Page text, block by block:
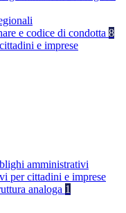
e codice di condotta 8
e imprese
amministrativi
per cittadini e imprese
analoga 1